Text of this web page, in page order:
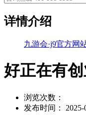
详情介绍
九游会·j9官方网
好正在有
浏览次数：
发布时间： 2025-